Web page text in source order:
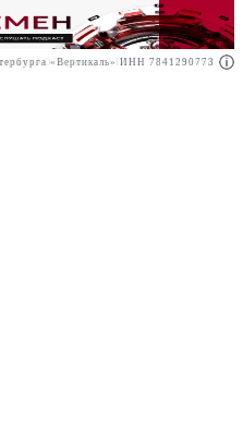
АО"Право.ру" ИНН: 7708095468
«Вертикаль» ИНН 7841290773